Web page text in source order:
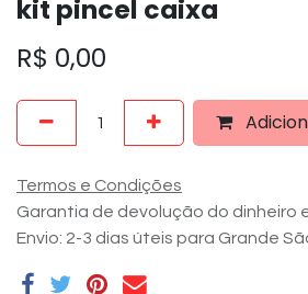
kit pincel caixa
R$ 0,00
Termos e Condições
Garantia de devolução do dinheiro
Envio: 2-3 dias úteis para Grande